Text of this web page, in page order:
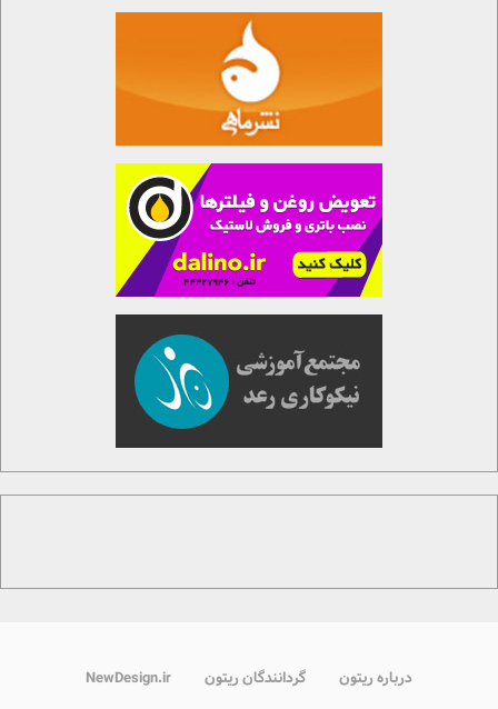
درباره ریتون گردانندگان ریتون NewDesign.ir